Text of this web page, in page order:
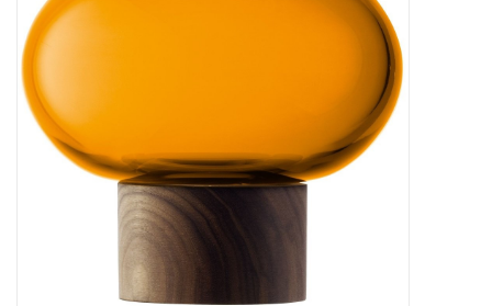
Kaffee & Tee
Bar & Wein